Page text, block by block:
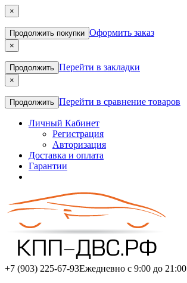
×
Продолжить покупки Оформить заказ
×
Продолжить Перейти в закладки
×
Продолжить Перейти в сравнение товаров
Личный Кабинет
Регистрация
Авторизация
Доставка и оплата
Гарантии
+7 (903) 225-67-93Ежедневно с 9:00 до 21:00